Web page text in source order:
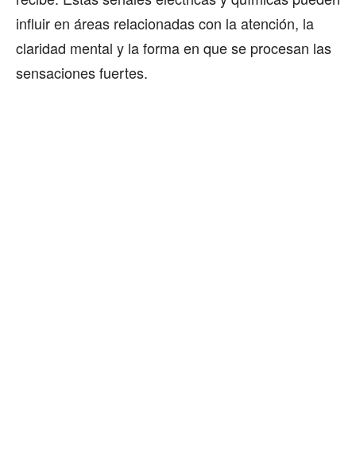
influir en áreas relacionadas con la atención, la
claridad mental y la forma en que se procesan las
sensaciones fuertes.